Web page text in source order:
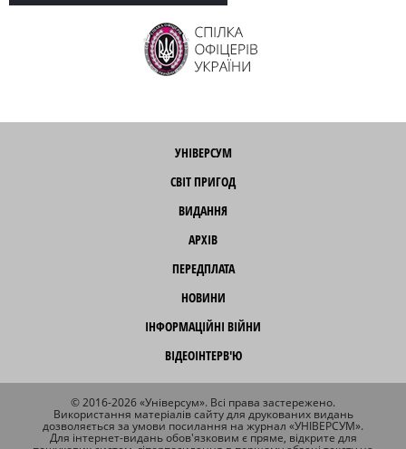
УНІВЕРСУМ
СВІТ ПРИГОД
ВИДАННЯ
АРХІВ
ПЕРЕДПЛАТА
НОВИНИ
ІНФОРМАЦІЙНІ ВІЙНИ
ВІДЕОІНТЕРВ'Ю
© 2016-2026 «Універсум». Всі права застережено.
Використання матеріалів сайту для друкованих видань
дозволяється за умови посилання на журнал «УНІВЕРСУМ».
Для інтернет-видань обов'язковим є пряме, відкрите для